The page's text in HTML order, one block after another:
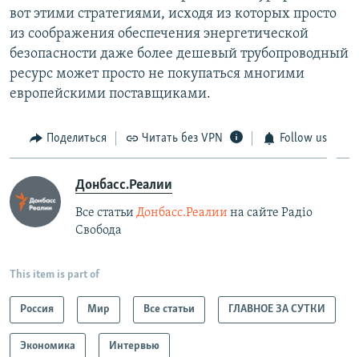
вот этими стратегиями, исходя из которых просто
из соображения обеспечения энергетической
безопасности даже более дешевый трубопроводный
ресурс может просто не покупаться многими
европейскими поставщиками.
Поделиться Читать без VPN Follow us
Донбасс.Реалии
Все статьи Донбасс.Реалии на сайте Радіо
Свобода
This item is part of
Россия Мир Все статьи ГЛАВНОЕ ЗА СУТКИ
Экономика Интервью